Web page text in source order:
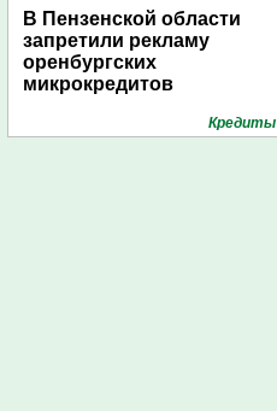
В Пензенской области
запретили рекламу
оренбургских
микрокредитов
Кредиты